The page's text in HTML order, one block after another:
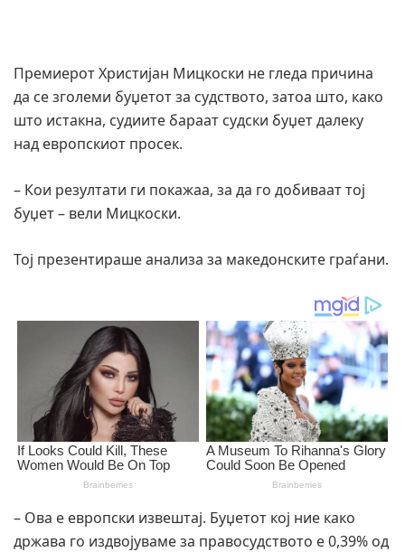
Премиерот Христијан Мицкоски не гледа причина
да се зголеми буџетот за судството, затоа што, како
што истакна, судиите бараат судски буџет далеку
над европскиот просек.
– Кои резултати ги покажаа, за да го добиваат тој
буџет – вели Мицкоски.
Тој презентираше анализа за македонските граѓани.
– Ова е европски извештај. Буџетот кој ние како
држава го издвојуваме за правосудството е 0,39% од